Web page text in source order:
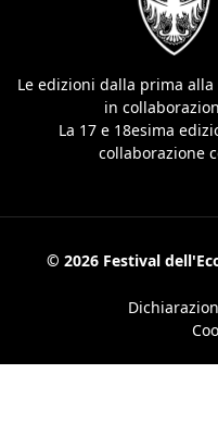
Le edizioni dalla prima
in
La 17 e 18esima
collaborazione
© 2026 Festival